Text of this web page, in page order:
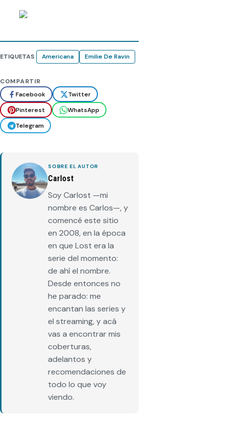
ETIQUETAS Americana Emilie De Ravin
COMPARTIR
Facebook
Twitter
Pinterest
WhatsApp
Telegram
SOBRE EL AUTOR
Carlost
Soy Carlost —mi
nombre es Carlos—, y
comencé este sitio
en 2008, en la época
en que Lost era la
serie del momento:
de ahí el nombre.
Desde entonces no
he parado: me
encantan las series y
el streaming, y acá
vas a encontrar mis
coberturas,
adelantos y
recomendaciones de
todo lo que voy
viendo.